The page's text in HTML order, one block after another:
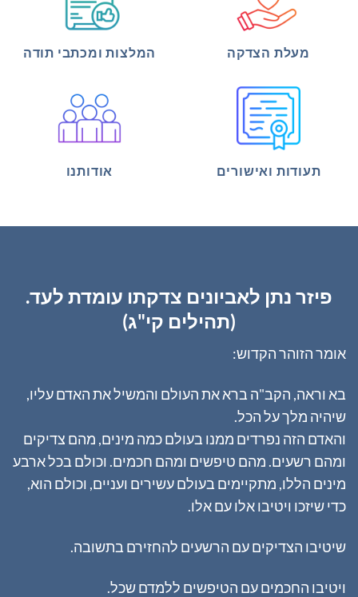
מעלת הצדקה המלצות ומכתבי תודה
תעודות ואישורים אודותנו
פיזר נתן לאביונים צדקתו עומדת לעד.
(תהילים קי"ג)
אומר הזוהר הקדוש:
בא וראה, הקב"ה ברא את העולם והמשיל את האדם עליו,
שיהיה מלך על הכל.
והאדם הזה נפרדים ממנו בעולם כמה מינים, מהם צדיקים
ומהם רשעים. מהם טיפשים ומהם חכמים. וכולם בכל ארבע
מינים הללו, מתקיימים בעולם עשירים ועניים, וכולם הוא,
כדי שיזכו ויטיבו אלו עם אלו.
שיטיבו הצדיקים עם הרשעים להחזירם בתשובה.
ויטיבו החכמים עם הטיפשים ללמדם שכל.